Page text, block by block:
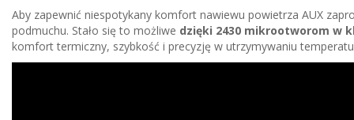
Aby zapewnić niespotykany komfort nawiewu powietrza AUX
podmuchu. Stało się to możliwe dzięki 2430 mikrootworom w
komfort termiczny, szybkość i precyzję w utrzymywaniu